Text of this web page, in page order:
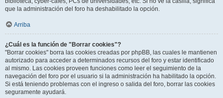
que la administración del foro ha deshabilitado la opción.
Arriba
¿Cuál es la función de "Borrar cookies"?
"Borrar cookies" borra las cookies creadas por phpBB, las cuales le mantienen
autorizado para acceder a determinados recursos del foro y estar identificado
al mismo. Las cookies proveen funciones como leer el seguimiento de la
navegación del foro por el usuario si la administración ha habilitado la opción.
Si está teniendo problemas con el ingreso o salida del foro, borrar las cookies
seguramente ayudará.